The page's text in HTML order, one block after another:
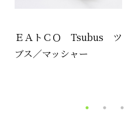
ＥＡトＣＯ Tsubus ツ
ブス／マッシャー